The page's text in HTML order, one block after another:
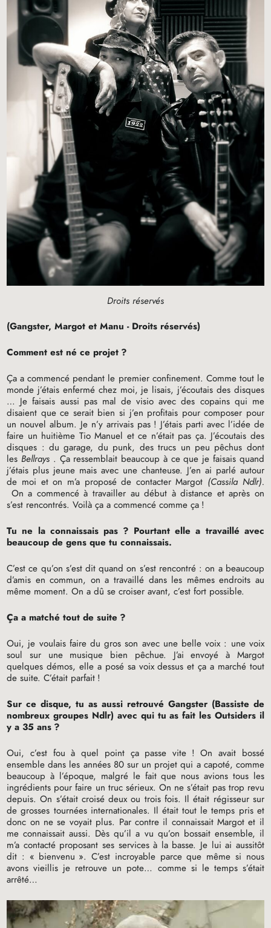
Droits réservés
(Gangster, Margot et Manu - Droits réservés)
Comment est né ce projet ?
Ça a commencé pendant le premier confinement. Comme tout le
monde j’étais enfermé chez moi, je lisais, j’écoutais des disques
… Je faisais aussi pas mal de visio avec des copains qui me
disaient que ce serait bien si j’en profitais pour composer pour
un nouvel album. Je n’y arrivais pas ! J’étais parti avec l’idée de
faire un huitième Tio Manuel et ce n’était pas ça. J’écoutais des
disques : du garage, du punk, des trucs un peu pêchus dont
les Bellrays . Ça ressemblait beaucoup à ce que je faisais quand
j’étais plus jeune mais avec une chanteuse. J’en ai parlé autour
de moi et on m’a proposé de contacter Margot (Cassila Ndlr).
On a commencé à travailler au début à distance et après on
s’est rencontrés. Voilà ça a commencé comme ça !
Tu ne la connaissais pas ? Pourtant elle a travaillé avec
beaucoup de gens que tu connaissais.
C’est ce qu’on s’est dit quand on s’est rencontré : on a beaucoup
d’amis en commun, on a travaillé dans les mêmes endroits au
même moment. On a dû se croiser avant, c’est fort possible.
Ça a matché tout de suite ?
Oui, je voulais faire du gros son avec une belle voix : une voix
soul sur une musique bien pêchue. J’ai envoyé à Margot
quelques démos, elle a posé sa voix dessus et ça a marché tout
de suite. C’était parfait !
Sur ce disque, tu as aussi retrouvé Gangster (Bassiste de
nombreux groupes Ndlr) avec qui tu as fait les Outsiders il
y a 35 ans ?
Oui, c’est fou à quel point ça passe vite ! On avait bossé
ensemble dans les années 80 sur un projet qui a capoté, comme
beaucoup à l’époque, malgré le fait que nous avions tous les
ingrédients pour faire un truc sérieux. On ne s’était pas trop revu
depuis. On s’était croisé deux ou trois fois. Il était régisseur sur
de grosses tournées internationales. Il était tout le temps pris et
donc on ne se voyait plus. Par contre il connaissait Margot et il
me connaissait aussi. Dès qu’il a vu qu’on bossait ensemble, il
m’a contacté proposant ses services à la basse. Je lui ai aussitôt
dit : « bienvenu ». C’est incroyable parce que même si nous
avons vieillis je retrouve un pote… comme si le temps s’était
arrêté…